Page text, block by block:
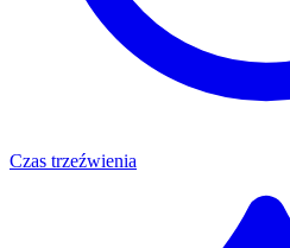
Czas trzeźwienia